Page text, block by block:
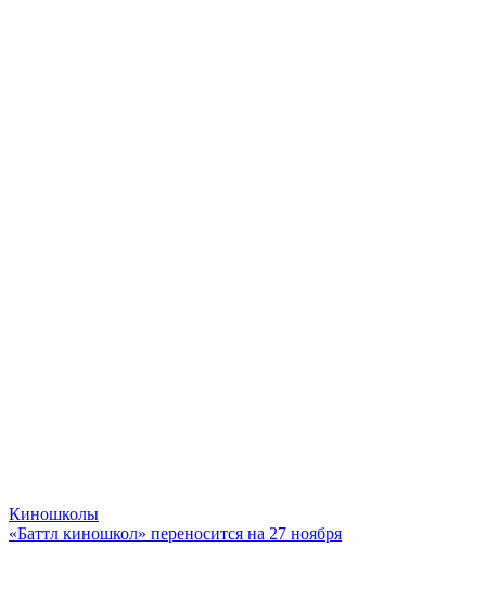
Киношколы
«Баттл киношкол» переносится на 27 ноября